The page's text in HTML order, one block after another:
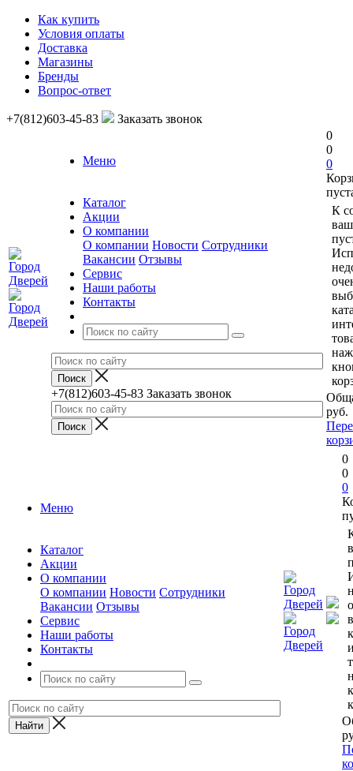
Как купить
Условия оплаты
Доставка
Магазины
Бренды
Вопрос-ответ
+7(812)603-45-83 Заказать звонок
Меню
Каталог
Акции
О компании
О компании Новости Сотрудники
Вакансии Отзывы
Сервис
Наши работы
Контакты
+7(812)603-45-83 Заказать звонок
0
0
0
К
руб.
Меню
Каталог
Акции
О компании
О компании Новости Сотрудники
Вакансии Отзывы
Сервис
Наши работы
Контакты
0
0
0